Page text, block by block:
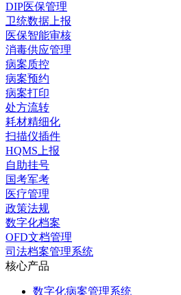
DIP医保管理
卫统数据上报
医保智能审核
消毒供应管理
病案质控
病案预约
病案打印
处方流转
耗材精细化
扫描仪插件
HQMS上报
自助挂号
国考军考
医疗管理
政策法规
数字化档案
OFD文档管理
司法档案管理系统
核心产品
数字化病案管理系统